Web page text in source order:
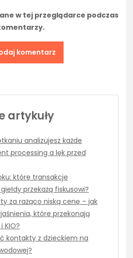
w tej przeglądarce podczas
artykuły
analizujesz każde
processing a lęk przed
które transakcje
przekażą fiskusowi?
za rażąco niską cenę – jak
które przekonają
KIO?
kontakty z dzieckiem na